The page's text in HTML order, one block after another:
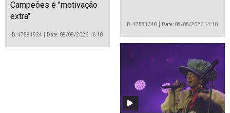
Campeões é "motivação
extra"
ID: 47581924 Date: 08/08/2026 16:10
ID: 47581348 Date: 08/08/2026 14:10